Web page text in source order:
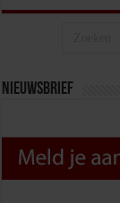
Nieuwsbrief